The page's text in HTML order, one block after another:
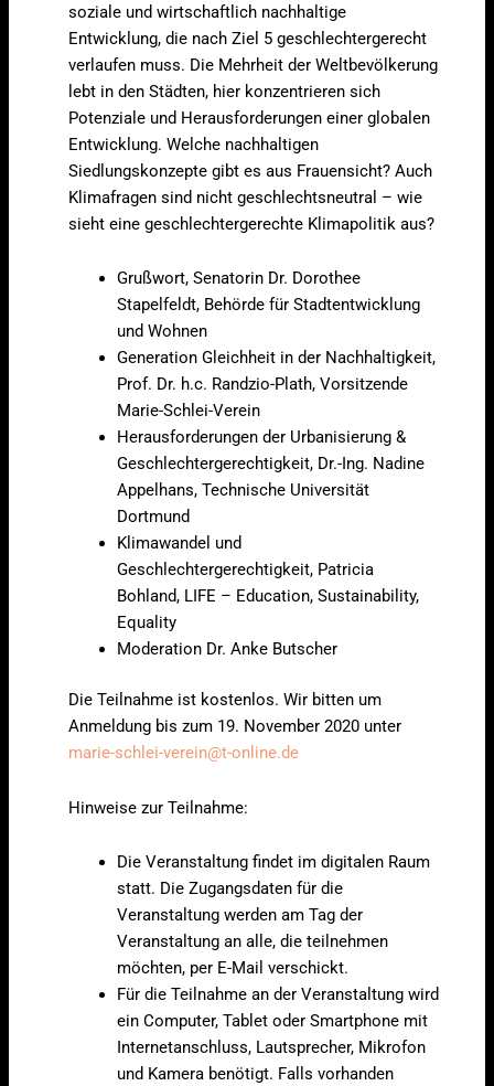
soziale und wirtschaftlich nachhaltige
Entwicklung, die nach Ziel 5 geschlechtergerecht
verlaufen muss. Die Mehrheit der Weltbevölkerung
lebt in den Städten, hier konzentrieren sich
Potenziale und Herausforderungen einer globalen
Entwicklung. Welche nachhaltigen
Siedlungskonzepte gibt es aus Frauensicht? Auch
Klimafragen sind nicht geschlechtsneutral – wie
sieht eine geschlechtergerechte Klimapolitik aus?
Grußwort, Senatorin Dr. Dorothee
Stapelfeldt, Behörde für Stadtentwicklung
und Wohnen
Generation Gleichheit in der Nachhaltigkeit,
Prof. Dr. h.c. Randzio-Plath, Vorsitzende
Marie-Schlei-Verein
Herausforderungen der Urbanisierung &
Geschlechtergerechtigkeit, Dr.-Ing. Nadine
Appelhans, Technische Universität
Dortmund
Klimawandel und
Geschlechtergerechtigkeit, Patricia
Bohland, LIFE – Education, Sustainability,
Equality
Moderation Dr. Anke Butscher
Die Teilnahme ist kostenlos. Wir bitten um
Anmeldung bis zum 19. November 2020 unter
marie-schlei-verein@t-online.de
Hinweise zur Teilnahme:
Die Veranstaltung findet im digitalen Raum
statt. Die Zugangsdaten für die
Veranstaltung werden am Tag der
Veranstaltung an alle, die teilnehmen
möchten, per E-Mail verschickt.
Für die Teilnahme an der Veranstaltung wird
ein Computer, Tablet oder Smartphone mit
Internetanschluss, Lautsprecher, Mikrofon
und Kamera benötigt. Falls vorhanden